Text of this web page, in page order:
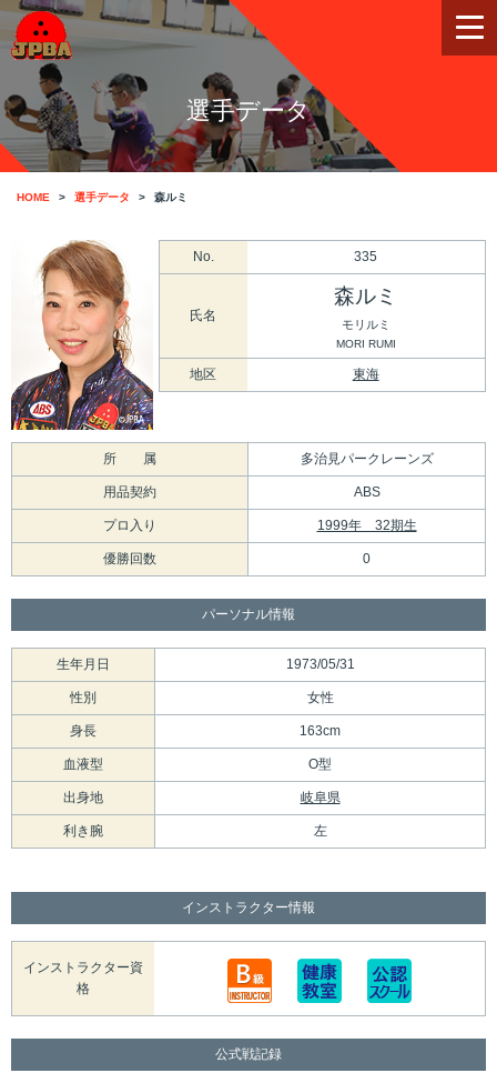
選手データ
HOME 選手データ 森ルミ
No. 335
氏名
森ルミ
モリルミ
MORI RUMI
地区 東海
所 属 多治見パークレーンズ
用品契約 ABS
プロ入り 1999年 32期生
優勝回数 0
パーソナル情報
生年月日 1973/05/31
性別 女性
身長 163cm
血液型 O型
出身地 岐阜県
利き腕 左
インストラクター情報
インストラクター資
格
公式戦記録